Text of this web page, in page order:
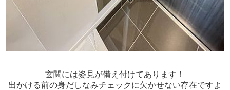
玄関には姿見が備え付けてあります！
出かける前の身だしなみチェックに欠かせない存在ですよ